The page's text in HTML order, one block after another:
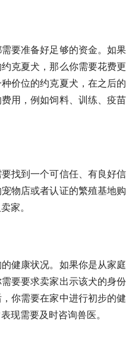
要准备好足够的资金。如果
克夏犬，那么你需要花费更
价位的约克夏犬，在之后的
用，例如饲料、训练、疫苗
找到一个可信任、有良好信
物店或者认证的繁殖基地购
家。
健康状况。如果你是从家庭
要要求卖家出示该犬的身份
你需要在家中进行初步的健
现需要及时咨询兽医。